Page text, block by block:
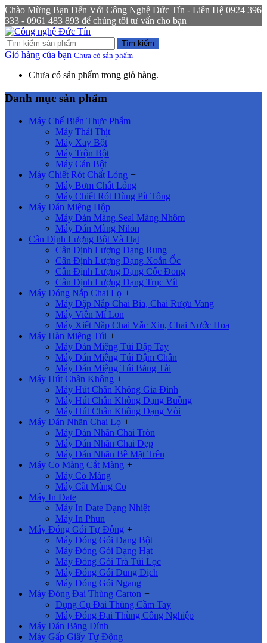
Chào Mừng Bạn Đến Với Công Nghệ Đức Tín - Liên Hệ 0924 396
333 - 0961 483 893 để chúng tôi tư vấn cho bạn
Tìm kiếm
Giỏ hàng của bạn Chưa có sản phẩm
Chưa có sản phẩm trong giỏ hàng.
Danh mục sản phẩm
Máy Chế Biến Thực Phẩm +
Máy Thái Thịt
Máy Xay Bột
Máy Trộn Bột
Máy Cán Bột
Máy Chiết Rót Chất Lỏng +
Máy Bơm Chất Lỏng
Máy Chiết Rót Dùng Pít Tông
Máy Dán Miệng Hộp +
Máy Dán Màng Seal Màng Nhôm
Máy Dán Màng Nilon
Cân Định Lượng Bột Và Hạt +
Cân Định Lượng Dạng Rung
Cân Định Lượng Dạng Xoắn Ốc
Cân Định Lượng Dạng Cốc Đong
Cân Định Lượng Dạng Trục Vít
Máy Đóng Nắp Chai Lọ +
Máy Dập Nắp Chai Bia, Chai Rượu Vang
Máy Viền Mí Lon
Máy Xiết Nắp Chai Vắc Xin, Chai Nước Hoa
Máy Hàn Miệng Túi +
Máy Dán Miệng Túi Dập Tay
Máy Dán Miệng Túi Dậm Chân
Máy Dán Miệng Túi Băng Tải
Máy Hút Chân Không +
Máy Hút Chân Không Gia Đình
Máy Hút Chân Không Dạng Buồng
Máy Hút Chân Không Dạng Vòi
Máy Dán Nhãn Chai Lọ +
Máy Dán Nhãn Chai Tròn
Máy Dán Nhãn Chai Dẹp
Máy Dán Nhãn Bề Mặt Trên
Máy Co Màng Cắt Màng +
Máy Co Màng
Máy Cắt Màng Co
Máy In Date +
Máy In Date Dạng Nhiệt
Máy In Phun
Máy Đóng Gói Tự Động +
Máy Đóng Gói Dạng Bột
Máy Đóng Gói Dạng Hạt
Máy Đóng Gói Trà Túi Lọc
Máy Đóng Gói Dung Dịch
Máy Đóng Gói Ngang
Máy Đóng Đai Thùng Carton +
Dụng Cụ Đai Thùng Cầm Tay
Máy Đóng Đai Thùng Công Nghiệp
Máy Dán Băng Dính
Máy Gấp Giấy Tự Động